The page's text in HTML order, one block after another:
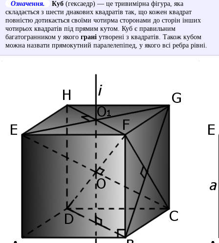
Означення. Куб (гексаедр) — це тривимірна фігура, яка
складається з шести днакових квадратів так, що кожен квадрат
повністю дотикається своїми чотирма сторонами до сторін інших
чотирьох квадратів під прямим кутом. Куб є правильним
багатогранником у якого граніутворені з квадратів. Також кубом
можна назвати прямокутний паралелепіпед, у якого всі ребра рівні.